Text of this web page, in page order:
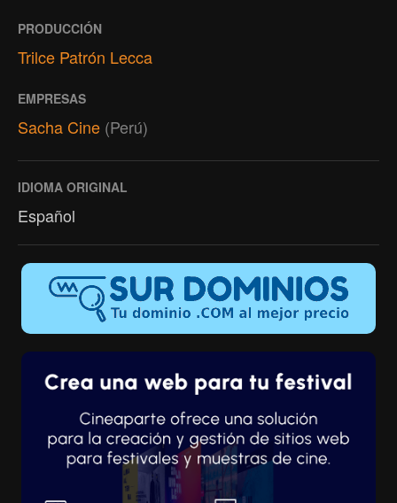
PRODUCCIÓN
Trilce Patrón Lecca
EMPRESAS
Sacha Cine (Perú)
IDIOMA ORIGINAL
Español